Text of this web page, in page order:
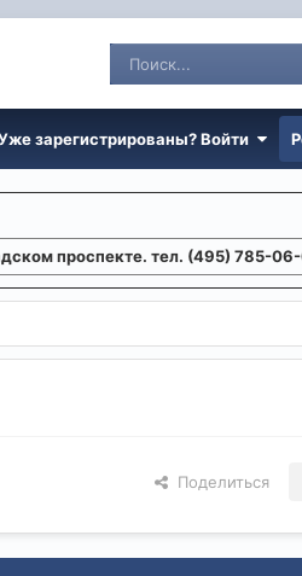
зарегистрированы? Войти
проспекте. тел. (495) 785-
Поделиться